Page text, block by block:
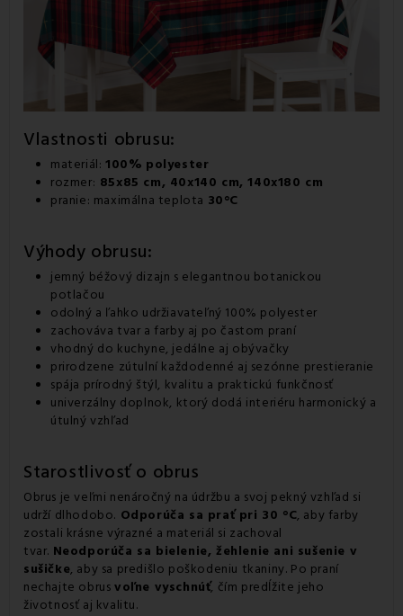
Vlastnosti obrusu:
materiál: 100% polyester
rozmer: 85x85 cm, 40x140 cm, 140x180 cm
pranie: maximálna teplota 30°C
Výhody obrusu:
jemný béžový dizajn s elegantnou botanickou
potlačou
odolný a ľahko udržiavateľný 100% polyester
zachováva tvar a farby aj po častom praní
vhodný do kuchyne, jedálne aj obývačky
prirodzene zútulní každodenné aj sezónne prestieranie
spája prírodný štýl, kvalitu a praktickú funkčnosť
univerzálny doplnok, ktorý dodá interiéru harmonický a
útulný vzhľad
Starostlivosť o obrus
Obrus je veľmi nenáročný na údržbu a svoj pekný vzhľad si
udrží dlhodobo. Odporúča sa prať pri 30 °C, aby farby
zostali krásne výrazné a materiál si zachoval
tvar. Neodporúča sa bielenie, žehlenie ani sušenie v
sušičke, aby sa predišlo poškodeniu tkaniny. Po praní
nechajte obrus voľne vyschnúť, čím predĺžite jeho
životnosť aj kvalitu.